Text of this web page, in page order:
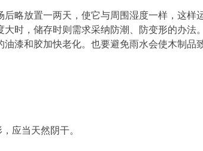
略放置一两天，使它与周围湿度一样，这样
时，储存时则需求采纳防潮、防变形的办法
漆和胶加快老化。也要避免雨水会使木制品
应当天然阴干。